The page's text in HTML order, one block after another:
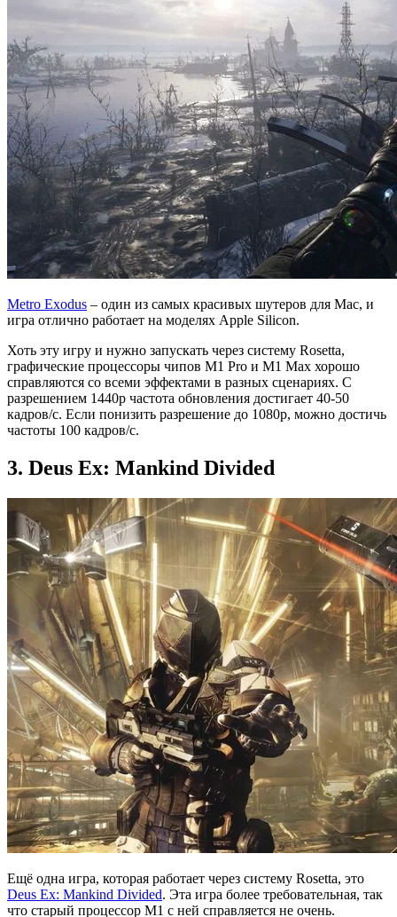
Metro Exodus – один из самых красивых шутеров для Mac, и
игра отлично работает на моделях Apple Silicon.
Хоть эту игру и нужно запускать через систему Rosetta,
графические процессоры чипов ‌M1‌ Pro и ‌M1 Max‌ хорошо
справляются со всеми эффектами в разных сценариях. С
разрешением 1440p частота обновления достигает 40-50
кадров/с. Если понизить разрешение до 1080p, можно достичь
частоты 100 кадров/с.
3. Deus Ex: Mankind Divided
Ещё одна игра, которая работает через систему Rosetta, это
Deus Ex: Mankind Divided. Эта игра более требовательная, так
что старый процессор ‌M1‌ с ней справляется не очень.